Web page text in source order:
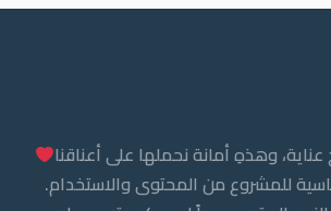
وهذهِ أمانة نحملها على أعناقنا
للمشروع من المحتوى والاستخدام.